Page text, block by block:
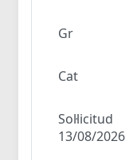
Gr
Cat
Sol·licitud
13/08/2026